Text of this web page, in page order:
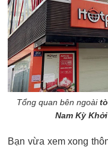
Tổng quan bên ngoài
Nam Kỳ
Bạn vừa xem xong